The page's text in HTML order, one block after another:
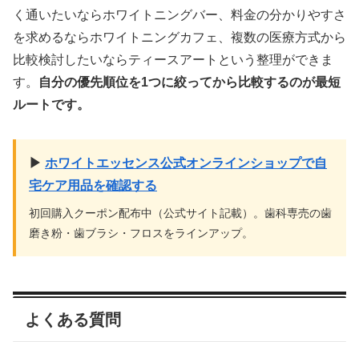
く通いたいならホワイトニングバー、料金の分かりやすさ
を求めるならホワイトニングカフェ、複数の医療方式から
比較検討したいならティースアートという整理ができま
す。
自分の優先順位を1つに絞ってから比較するのが最短
ルートです。
▶ ホワイトエッセンス公式オンラインショップで自
宅ケア用品を確認する
初回購入クーポン配布中（公式サイト記載）。歯科専売の歯
磨き粉・歯ブラシ・フロスをラインアップ。
よくある質問